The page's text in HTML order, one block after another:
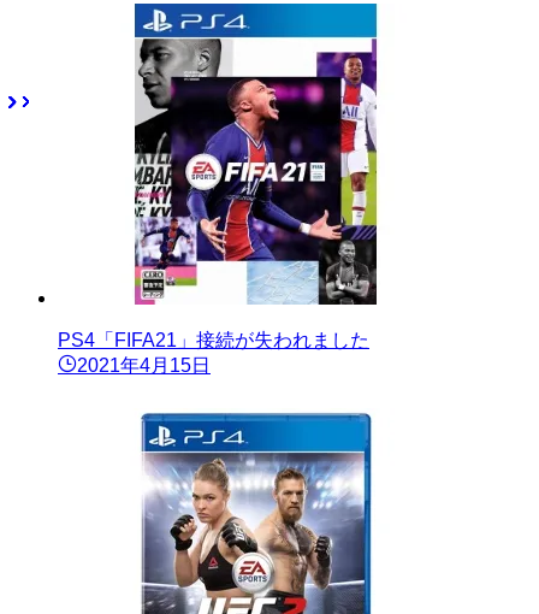
PS4「FIFA21」接続が失われました
2021年4月15日